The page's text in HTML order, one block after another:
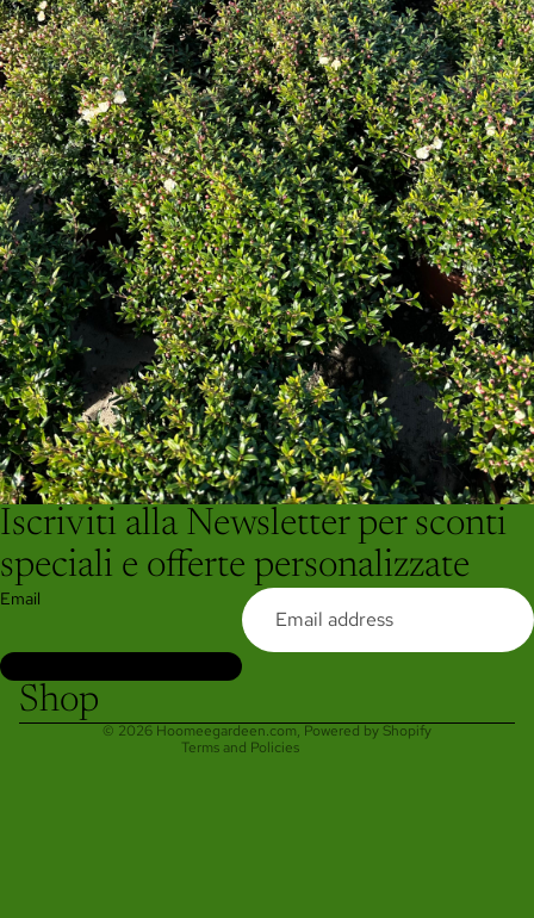
Iscriviti alla Newsletter per sconti
speciali e offerte personalizzate
Email
Shop
© 2026 Hoomeegardeen.com, Powered by Shopify
Terms and Policies
Refund policy
Privacy policy
Contact information